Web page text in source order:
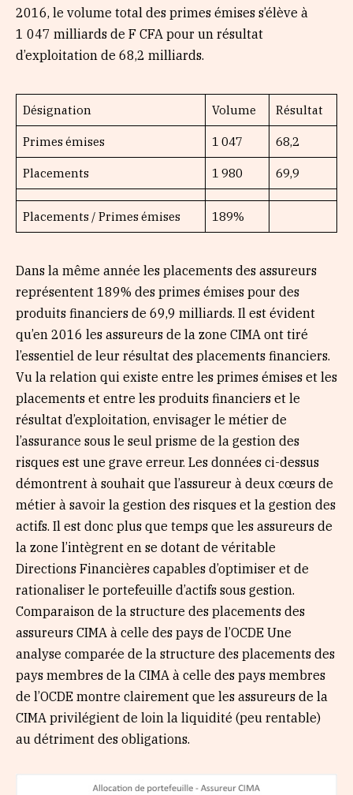
2016, le volume total des primes émises s’élève à
1 047 milliards de F CFA pour un résultat
d’exploitation de 68,2 milliards.
Désignation Volume Résultat
Primes émises 1 047 68,2
Placements 1 980 69,9
Placements / Primes émises 189%
Dans la même année les placements des assureurs
représentent 189% des primes émises pour des
produits financiers de 69,9 milliards. Il est évident
qu’en 2016 les assureurs de la zone CIMA ont tiré
l’essentiel de leur résultat des placements financiers.
Vu la relation qui existe entre les primes émises et les
placements et entre les produits financiers et le
résultat d’exploitation, envisager le métier de
l’assurance sous le seul prisme de la gestion des
risques est une grave erreur. Les données ci-dessus
démontrent à souhait que l’assureur à deux cœurs de
métier à savoir la gestion des risques et la gestion des
actifs. Il est donc plus que temps que les assureurs de
la zone l’intègrent en se dotant de véritable
Directions Financières capables d’optimiser et de
rationaliser le portefeuille d’actifs sous gestion.
Comparaison de la structure des placements des
assureurs CIMA à celle des pays de l’OCDE Une
analyse comparée de la structure des placements des
pays membres de la CIMA à celle des pays membres
de l’OCDE montre clairement que les assureurs de la
CIMA privilégient de loin la liquidité (peu rentable)
au détriment des obligations.